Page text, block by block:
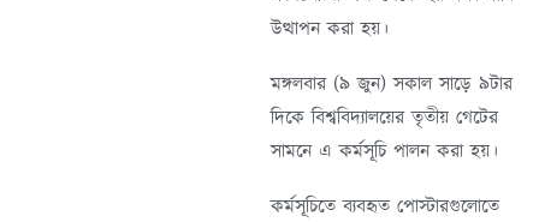
উত্থাপন করা হয়।
মঙ্গলবার (৯ জুন) সকাল সাড়ে ৯টার
দিকে বিশ্ববিদ্যালয়ের তৃতীয় গেটের
সামনে এ কর্মসূচি পালন করা হয়।
কর্মসূচিতে ব্যবহৃত পোস্টারগুলোতে